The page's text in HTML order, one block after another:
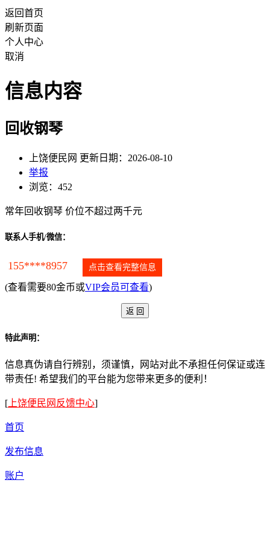
返回首页
刷新页面
个人中心
取消
信息内容
回收钢琴
上饶便民网 更新日期：2026-08-10
举报
浏览：452
常年回收钢琴 价位不超过两千元
联系人手机/微信：
155****8957 点击查看完整信息
(查看需要80金币或VIP会员可查看)
特此声明：
信息真伪请自行辨别，须谨慎，网站对此不承担任何保证或连
带责任! 希望我们的平台能为您带来更多的便利！
[上饶便民网反馈中心]
首页
发布信息
账户